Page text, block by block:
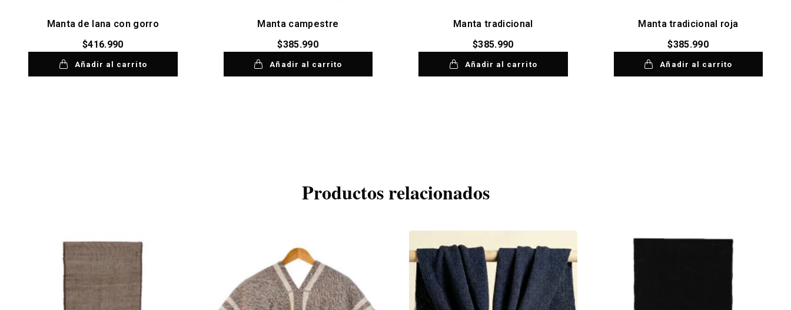
Manta de lana con gorro
$416.990
Añadir al carrito
Manta campestre
$385.990
Añadir al carrito
Manta tradicional
$385.990
Añadir al carrito
Manta tradicional roja
$385.990
Añadir al carrito
Productos relacionados